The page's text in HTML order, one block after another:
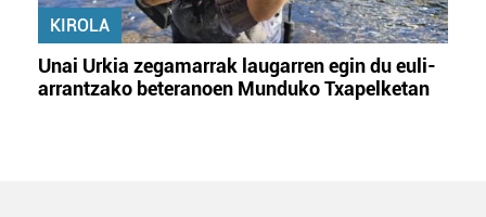
KIROLA
Unai Urkia zegamarrak laugarren egin du euli-
arrantzako beteranoen Munduko Txapelketan